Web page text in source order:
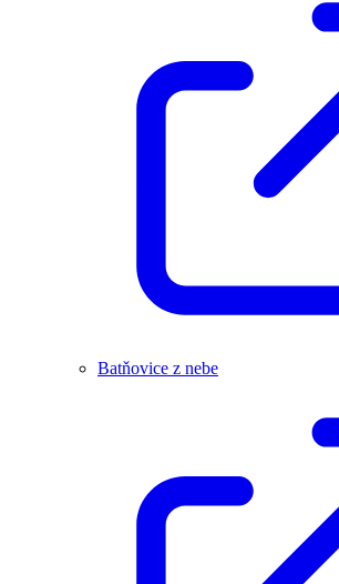
Batňovice z nebe